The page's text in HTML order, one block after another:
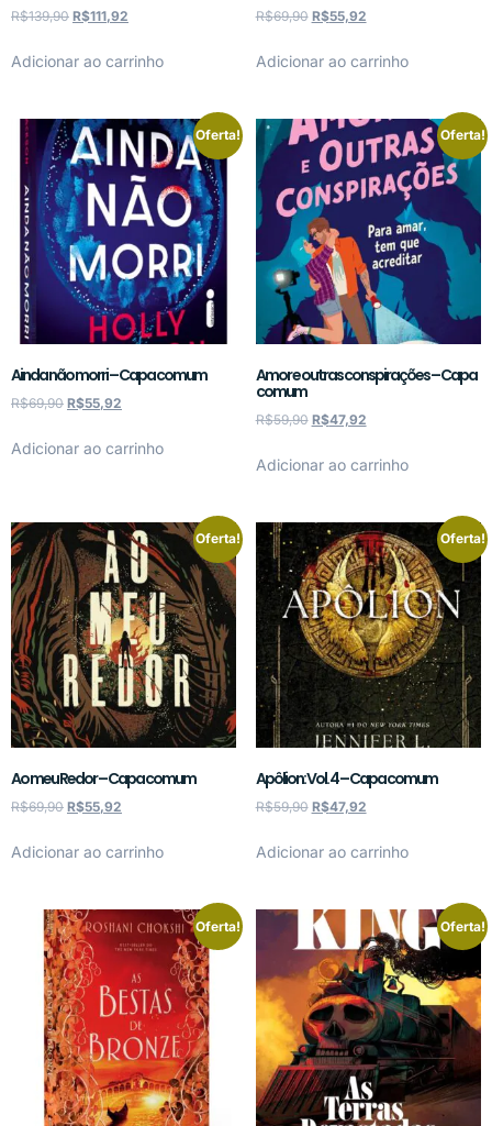
R$139,90 R$111,92
Adicionar ao carrinho
R$69,90 R$55,92
Adicionar ao carrinho
Oferta!
Ainda não morri – Capa comum
R$69,90 R$55,92
Adicionar ao carrinho
Oferta!
Amor e outras conspirações – Capa
comum
R$59,90 R$47,92
Adicionar ao carrinho
Oferta!
Ao meu Redor – Capa comum
R$69,90 R$55,92
Adicionar ao carrinho
Oferta!
Apôlion: Vol. 4 – Capa comum
R$59,90 R$47,92
Adicionar ao carrinho
Oferta! Oferta!